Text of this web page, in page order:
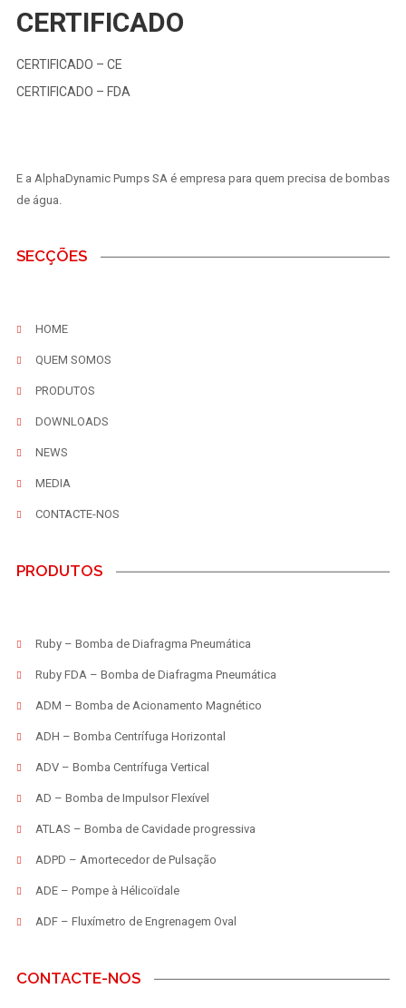
CERTIFICADO
CERTIFICADO – CE
CERTIFICADO – FDA
E a AlphaDynamic Pumps SA é empresa para quem precisa de bombas
de água.
SECÇÕES
HOME
QUEM SOMOS
PRODUTOS
DOWNLOADS
NEWS
MEDIA
CONTACTE-NOS
PRODUTOS
Ruby – Bomba de Diafragma Pneumática
Ruby FDA – Bomba de Diafragma Pneumática
ADM – Bomba de Acionamento Magnético
ADH – Bomba Centrífuga Horizontal
ADV – Bomba Centrífuga Vertical
AD – Bomba de Impulsor Flexível
ATLAS – Bomba de Cavidade progressiva
ADPD – Amortecedor de Pulsação
ADE – Pompe à Hélicoïdale
ADF – Fluxímetro de Engrenagem Oval
CONTACTE-NOS